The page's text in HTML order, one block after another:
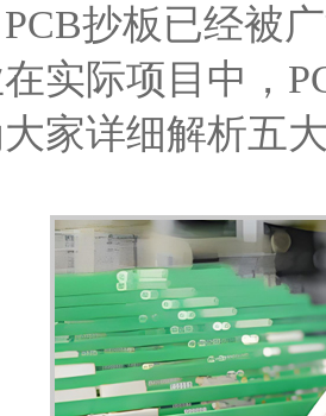
抄板已经被
实际项目中，
家详细解析五